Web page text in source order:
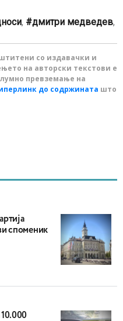
, дмитри медведев,
со издавачки и
на авторски текстови е
превземање на
до содржината што
споменик
10.000